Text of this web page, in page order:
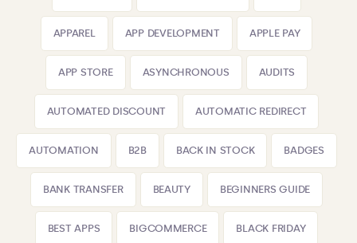
APPAREL APP DEVELOPMENT APPLE PAY
APP STORE ASYNCHRONOUS AUDITS
AUTOMATED DISCOUNT AUTOMATIC REDIRECT
AUTOMATION B2B BACK IN STOCK BADGES
BANK TRANSFER BEAUTY BEGINNERS GUIDE
BEST APPS BIGCOMMERCE BLACK FRIDAY